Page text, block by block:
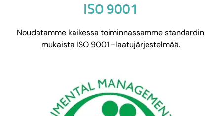
ISO 9001
Noudatamme kaikessa toiminnassamme standardin
mukaista ISO 9001 -laatujärjestelmää.